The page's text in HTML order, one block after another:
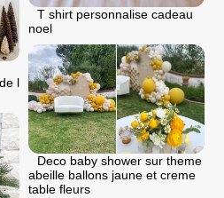
T shirt personnalise cadeau
noel
l
Deco baby shower sur theme
abeille ballons jaune et creme
table fleurs